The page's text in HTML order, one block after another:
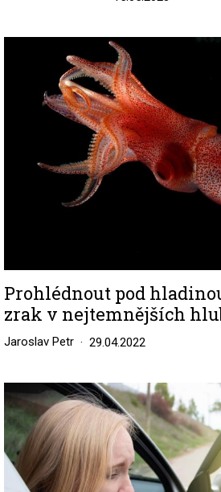
Prohlédnout pod
zrak v nejtemnějších
Jaroslav Petr 29.04.2022
Image